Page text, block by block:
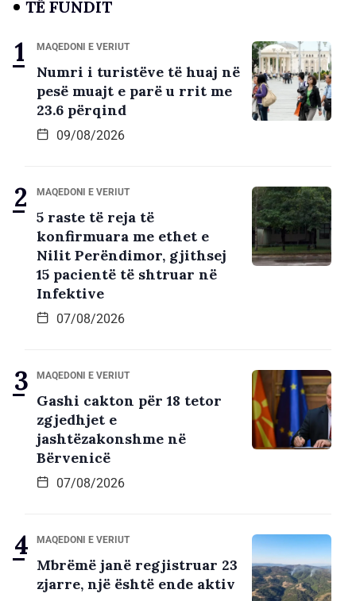
TË FUNDIT
MAQEDONI E VERIUT
Numri i turistëve të huaj në
pesë muajt e parë u rrit me
23.6 përqind
09/08/2026
MAQEDONI E VERIUT
5 raste të reja të
konfirmuara me ethet e
Nilit Perëndimor, gjithsej
15 pacientë të shtruar në
Infektive
07/08/2026
MAQEDONI E VERIUT
Gashi cakton për 18 tetor
zgjedhjet e
jashtëzakonshme në
Bërvenicë
07/08/2026
MAQEDONI E VERIUT
Mbrëmë janë regjistruar 23
zjarre, një është ende aktiv